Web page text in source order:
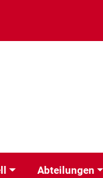
Abteilungen